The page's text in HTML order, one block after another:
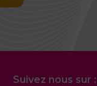
Suivez nous sur :